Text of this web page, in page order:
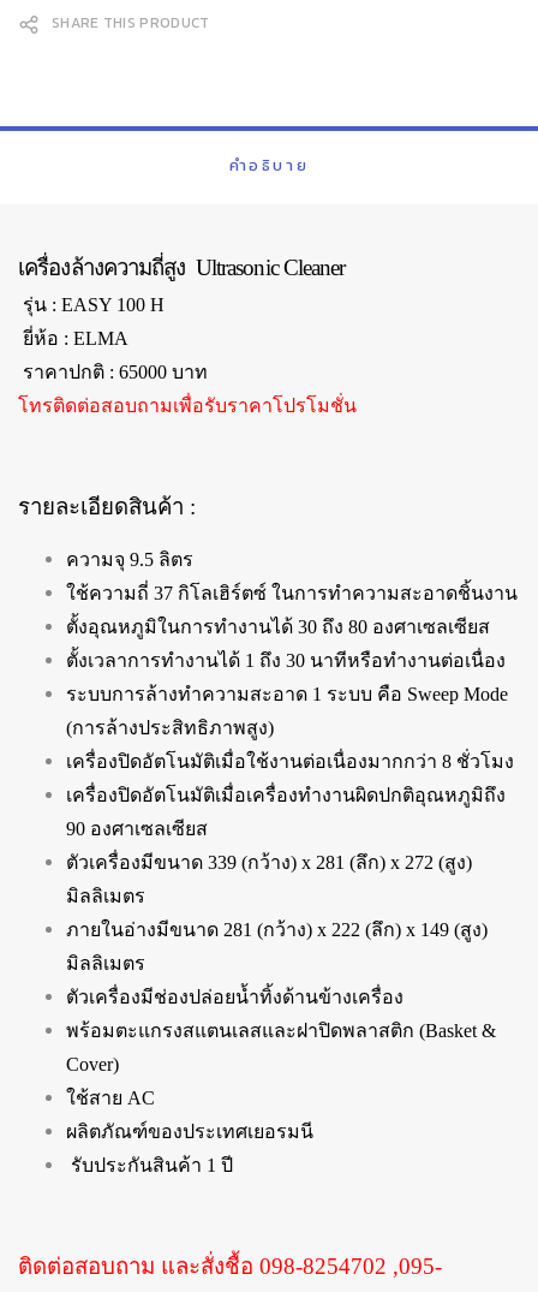
SHARE THIS PRODUCT
คำอธิบาย
เครื่องล้างความถี่สูง Ultrasonic Cleaner
รุ่น : EASY 100 H
ยี่ห้อ : ELMA
ราคาปกติ : 65000 บาท
โทรติดต่อสอบถามเพื่อรับราคาโปรโมชั่น
รายละเอียดสินค้า :
ความจุ 9.5 ลิตร
ใช้ความถี่ 37 กิโลเฮิร์ตซ์ ในการทำความสะอาดชิ้นงาน
ตั้งอุณหภูมิในการทำงานได้ 30 ถึง 80 องศาเซลเซียส
ตั้งเวลาการทำงานได้ 1 ถึง 30 นาทีหรือทำงานต่อเนื่อง
ระบบการล้างทำความสะอาด 1 ระบบ คือ Sweep Mode
(การล้างประสิทธิภาพสูง)
เครื่องปิดอัตโนมัติเมื่อใช้งานต่อเนื่องมากกว่า 8 ชั่วโมง
เครื่องปิดอัตโนมัติเมื่อเครื่องทำงานผิดปกติอุณหภูมิถึง
90 องศาเซลเซียส
ตัวเครื่องมีขนาด 339 (กว้าง) x 281 (ลึก) x 272 (สูง)
มิลลิเมตร
ภายในอ่างมีขนาด 281 (กว้าง) x 222 (ลึก) x 149 (สูง)
มิลลิเมตร
ตัวเครื่องมีช่องปล่อยน้ำทิ้งด้านข้างเครื่อง
พร้อมตะแกรงสแตนเลสและฝาปิดพลาสติก (Basket &
Cover)
ใช้สาย AC
ผลิตภัณฑ์ของประเทศเยอรมนี
รับประกันสินค้า 1 ปี
ติดต่อสอบถาม และสั่งชื้อ 098-8254702 ,095-